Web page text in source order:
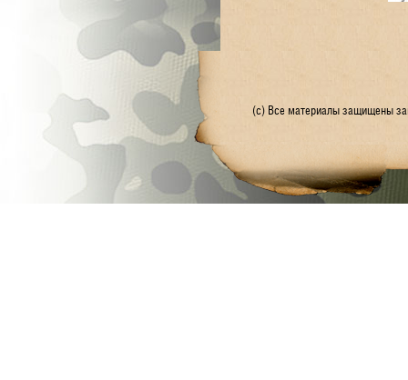
(с) Все материалы защищены